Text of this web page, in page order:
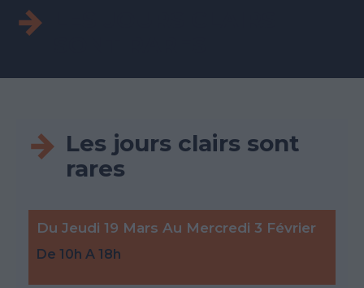
Les jours clairs sont
rares
Du Jeudi 19 Mars Au Mercredi 3 Février
De 10h A 18h